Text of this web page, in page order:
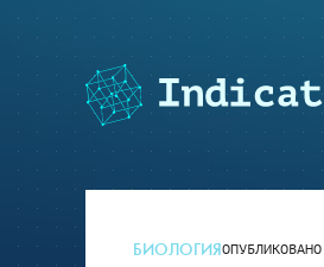
БИОЛОГИЯОПУБЛИКОВАНО